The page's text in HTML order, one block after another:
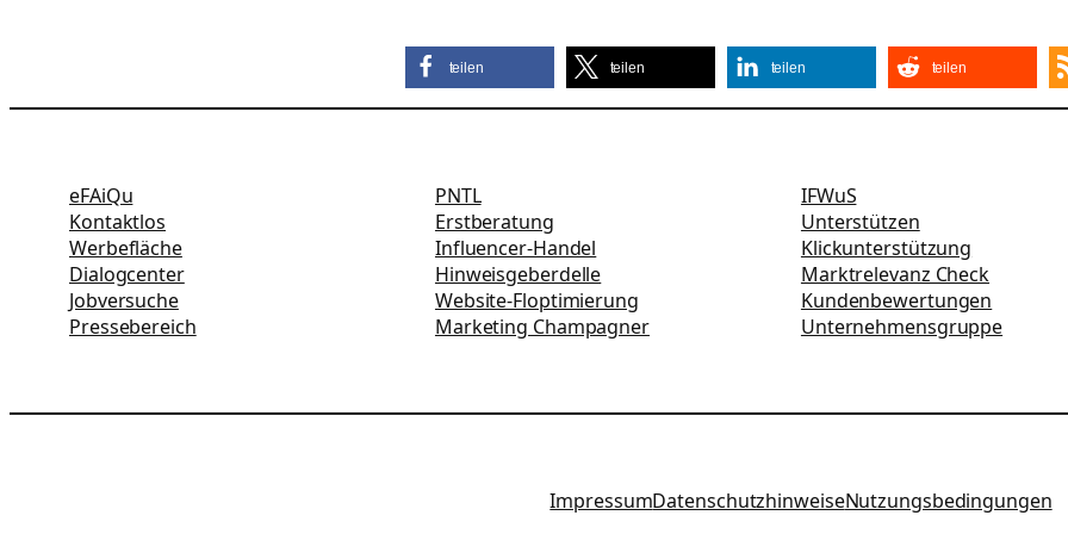
teilen teilen teilen teilen
eFAiQu
Kontaktlos
Werbefläche
Dialogcenter
Jobversuche
Pressebereich
PNTL
Erstberatung
Influencer-Handel
Hinweisgeberdelle
Website-Floptimierung
Marketing Champagner
IFWuS
Unterstützen
Klickunterstützung
Marktrelevanz Check
Kundenbewertungen
Unternehmensgruppe
ImpressumDatenschutzhinweiseNutzungsbedingungen